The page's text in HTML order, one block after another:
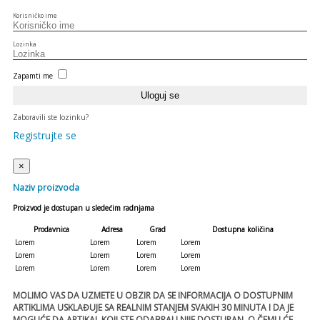
Korisničko ime
Lozinka
Zapamti me
Zaboravili ste lozinku?
Registrujte se
×
Naziv proizvoda
Proizvod je dostupan u sledećim radnjama
Prodavnica Adresa Grad
Dostupna količina
Lorem
Lorem Lorem
Lorem
Lorem
Lorem Lorem
Lorem
Lorem
Lorem Lorem Lorem
MOLIMO VAS DA UZMETE U OBZIR DA SE INFORMACIJA O DOSTUPNIM
ARTIKLIMA USKLAĐUJE SA REALNIM STANJEM SVAKIH 30 MINUTA I DA JE